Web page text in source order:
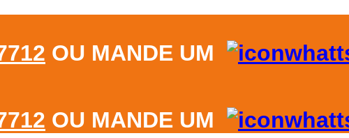
OU MANDE UM
OU MANDE UM